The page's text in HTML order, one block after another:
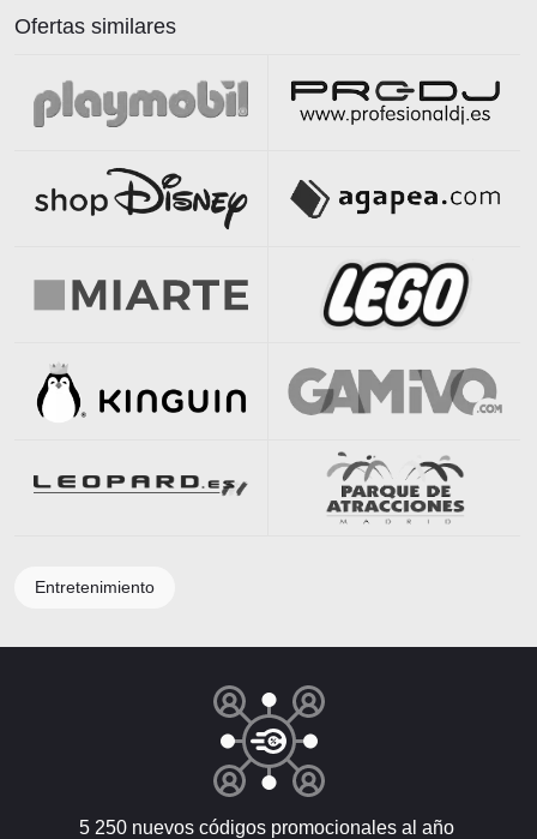
Ofertas similares
Entretenimiento
5 250 nuevos códigos promocionales al año